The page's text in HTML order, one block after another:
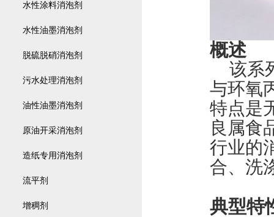
概述
该系
与环氧
特点是
良属食
行业的
合、洗
典型特
水性涂料消泡剂
水性油墨消泡剂
脱硫脱硝消泡剂
污水处理消泡剂
油性油墨消泡剂
原油开采消泡剂
造纸专用消泡剂
流平剂
增稠剂